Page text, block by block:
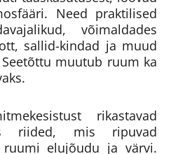
Need praktilised
võimaldades
sallid-kindad ja muud
muutub ruum ka
rikastavad
riided, mis ripuvad
ruumi elujõudu ja värvi.